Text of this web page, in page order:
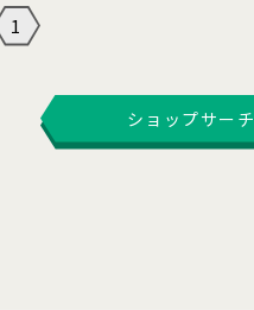
1
ショップサーチ